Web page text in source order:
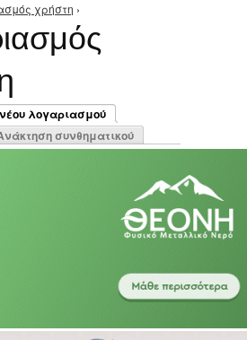
χρήστη ›
καρτέλες
λογαριασμού
συνθηματικού